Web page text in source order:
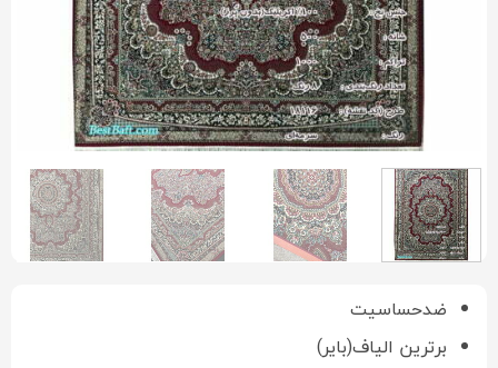
ضدحساسیت
برترین الیاف(بایر)